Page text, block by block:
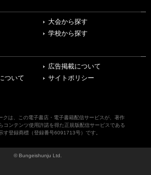
大会から探す
学校から探す
広告掲載について
ついて
サイトポリシー
クは、この電子書店・電子書籍配信サービスが、著作
コンテンツ使用許諾を得た正規版配信サービスである
す登録商標（登録番号6091713号）です。
© Bungeishunju Ltd.